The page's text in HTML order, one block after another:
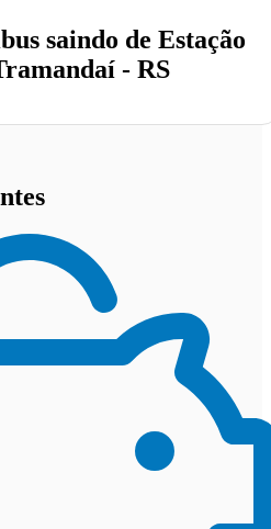
saindo de Estação
- RS